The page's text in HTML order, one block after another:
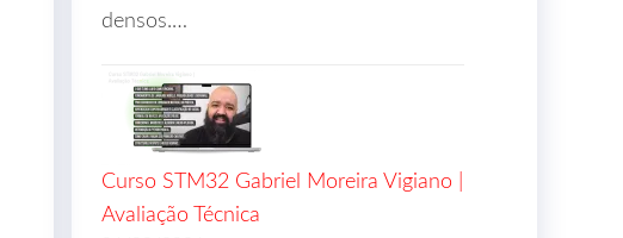
densos.…
Curso STM32 Gabriel Moreira Vigiano |
Avaliação Técnica